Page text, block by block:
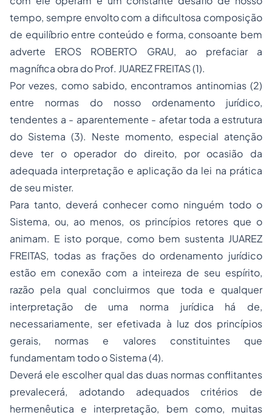
tempo, sempre envolto com a dificultosa composição
de equilíbrio entre conteúdo e forma, consoante bem
adverte EROS ROBERTO GRAU, ao prefaciar a
magnífica obra do Prof. JUAREZ FREITAS (1).
Por vezes, como sabido, encontramos antinomias(2)
entre normas do nosso ordenamento jurídico,
tendentes a - aparentemente - afetar toda a estrutura
do Sistema (3). Neste momento, especial atenção
deve ter o operador do direito, por ocasião da
adequada interpretação e aplicação da lei na prática
de seu mister.
Para tanto, deverá conhecer como ninguém todo o
Sistema, ou, ao menos, os princípios retores que o
animam. E isto porque, como bem sustenta JUAREZ
FREITAS, todas as frações do ordenamento jurídico
estão em conexão com a inteireza de seu espírito,
razão pela qual concluirmos que toda e qualquer
interpretação de uma norma jurídica há de,
necessariamente, ser efetivada à luz dos princípios
gerais, normas e valores constituintes que
fundamentam todo o Sistema (4).
Deverá ele escolher qual das duas normas conflitantes
prevalecerá, adotando adequados critérios de
hermenêutica e interpretação, bem como, muitas